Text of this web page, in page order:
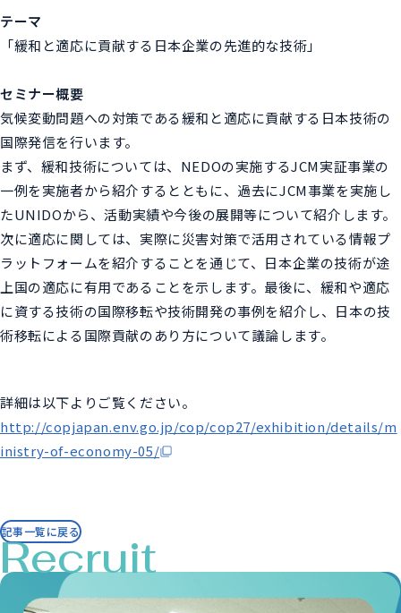
テーマ
「緩和と適応に貢献する日本企業の先進的な技術」
セミナー概要
気候変動問題への対策である緩和と適応に貢献する日本技術の
国際発信を行います。
まず、緩和技術については、NEDOの実施するJCM実証事業の
一例を実施者から紹介するとともに、過去にJCM事業を実施し
たUNIDOから、活動実績や今後の展開等について紹介します。
次に適応に関しては、実際に災害対策で活用されている情報プ
ラットフォームを紹介することを通じて、日本企業の技術が途
上国の適応に有用であることを示します。最後に、緩和や適応
に資する技術の国際移転や技術開発の事例を紹介し、日本の技
術移転による国際貢献のあり方について議論します。
詳細は以下よりご覧ください。
http://copjapan.env.go.jp/cop/cop27/exhibition/details/m
inistry-of-economy-05/
記事一覧に戻る